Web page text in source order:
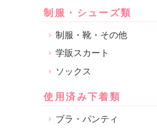
制服・シューズ類
制服・靴・その他
学販スカート
ソックス
使用済み下着類
ブラ・パンティ